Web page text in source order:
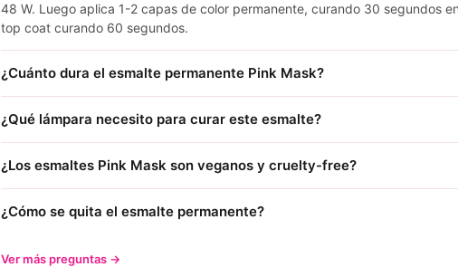
48 W. Luego aplica 1-2 capas de color permanente, curando 30 segundos
top coat curando 60 segundos.
¿Cuánto dura el esmalte permanente Pink Mask?
¿Qué lámpara necesito para curar este esmalte?
¿Los esmaltes Pink Mask son veganos y cruelty-free?
¿Cómo se quita el esmalte permanente?
Ver más preguntas →